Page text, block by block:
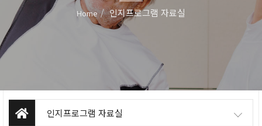
Home 인지프로그램 자료실
인지프로그램 자료실